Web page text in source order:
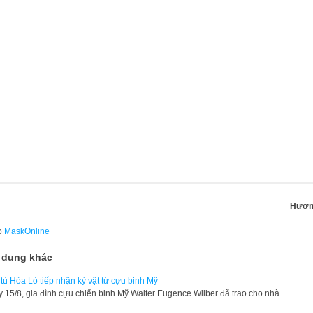
MaskOnline
dung khác
tù Hỏa Lò tiếp nhận kỷ vật từ cựu binh Mỹ
15/8, gia đình cựu chiến binh Mỹ Walter Eugence Wilber đã trao cho nhà…